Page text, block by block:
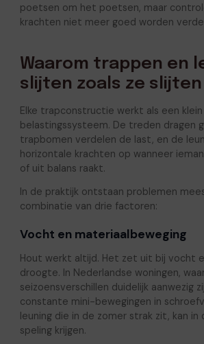
poetsen om het poetsen, maar
krachten niet meer goed worden
Waarom trappen en
slijten zoals ze slijten
Elke trapconstructie werkt als een klein
belastingssysteem. De treden dragen
trapbomen verdelen de last, en de
horizontale krachten op wanneer
of uit balans raakt.
In de praktijk ontstaan problemen
combinatie van drie factoren:
Vocht en materiaalbeweging
Hout werkt altijd. Het zet uit bij vocht
droogte. In Nederlandse woningen,
seizoensverschillen duidelijk aanwezig
constante mini-bewegingen in
leuning die in de zomer strak zit, kan
speling krijgen.